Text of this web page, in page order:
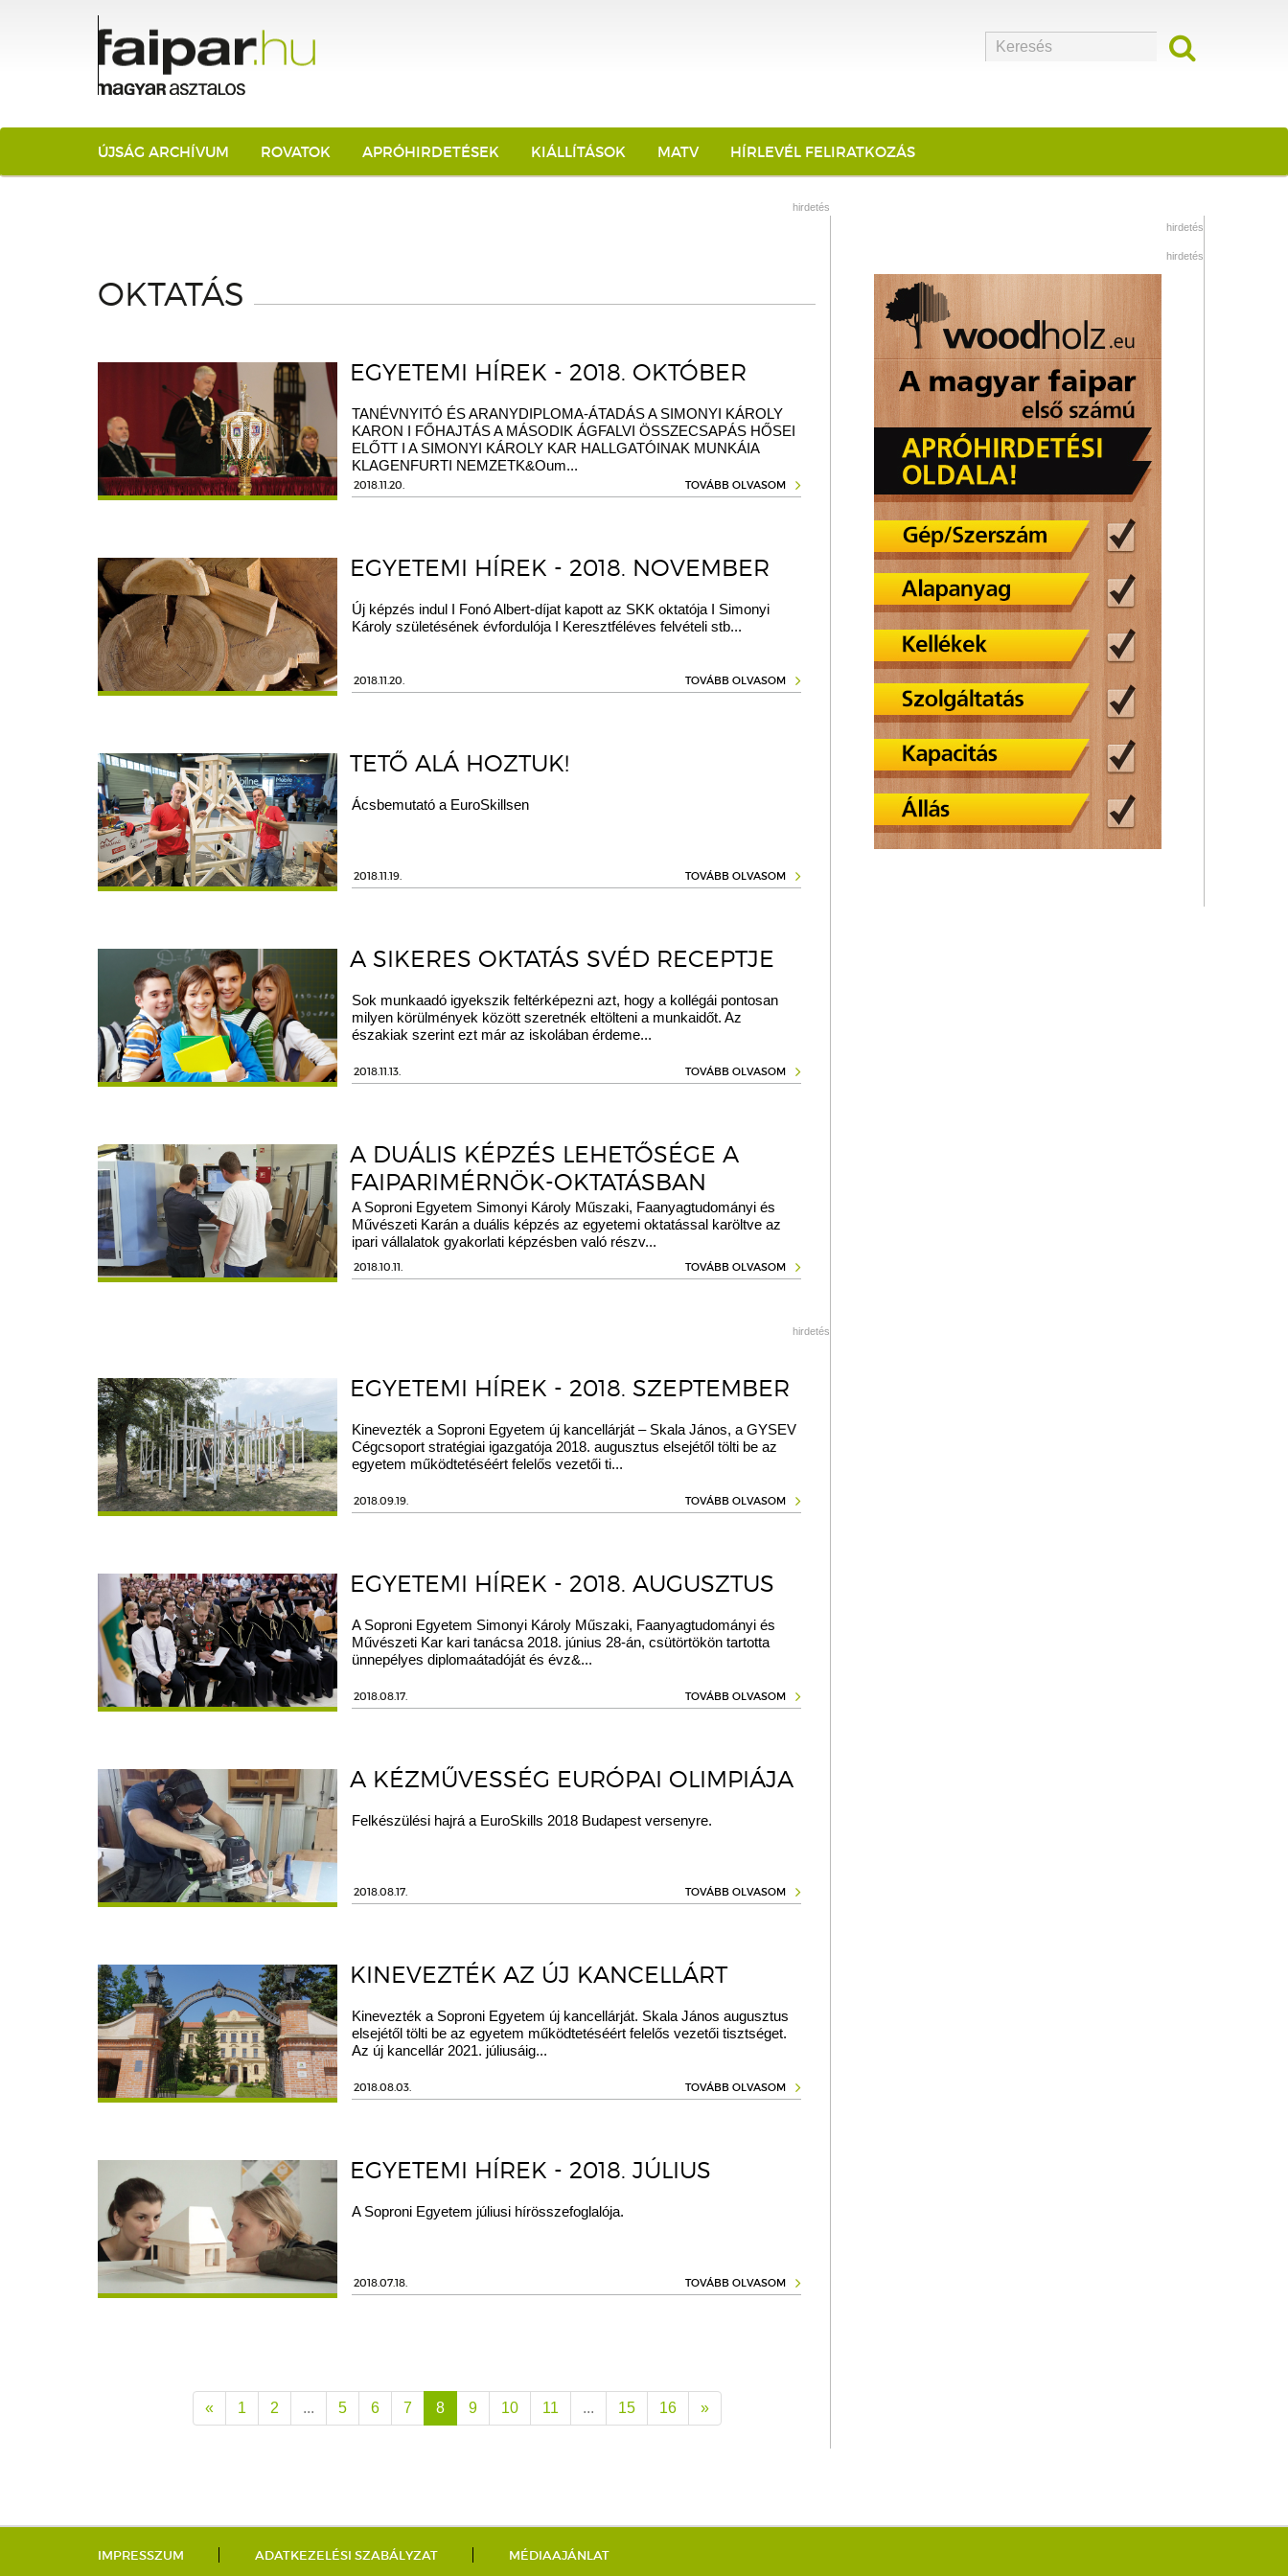
ÚJSÁG ARCHÍVUM ROVATOK APRÓHIRDETÉSEK KIÁLLÍTÁSOK MATV HÍRLEVÉL FELIRATKOZÁS
hirdetés
OKTATÁS
EGYETEMI HÍREK - 2018. OKTÓBER
TANÉVNYITÓ ÉS ARANYDIPLOMA-ÁTADÁS A SIMONYI KÁROLY
KARON I FŐHAJTÁS A MÁSODIK ÁGFALVI ÖSSZECSAPÁS HŐSEI
ELŐTT I A SIMONYI KÁROLY KAR HALLGATÓINAK MUNKÁIA
KLAGENFURTI NEMZETK&Oum...
2018.11.20. TOVÁBB OLVASOM
EGYETEMI HÍREK - 2018. NOVEMBER
Új képzés indul I Fonó Albert-díjat kapott az SKK oktatója I Simonyi
Károly születésének évfordulója I Keresztféléves felvételi stb...
2018.11.20. TOVÁBB OLVASOM
TETŐ ALÁ HOZTUK!
Ácsbemutató a EuroSkillsen
2018.11.19. TOVÁBB OLVASOM
A SIKERES OKTATÁS SVÉD RECEPTJE
Sok munkaadó igyekszik feltérképezni azt, hogy a kollégái pontosan
milyen körülmények között szeretnék eltölteni a munkaidőt. Az
északiak szerint ezt már az iskolában érdeme...
2018.11.13. TOVÁBB OLVASOM
A DUÁLIS KÉPZÉS LEHETŐSÉGE A
FAIPARIMÉRNÖK-OKTATÁSBAN
A Soproni Egyetem Simonyi Károly Műszaki, Faanyagtudományi és
Művészeti Karán a duális képzés az egyetemi oktatással karöltve az
ipari vállalatok gyakorlati képzésben való részv...
2018.10.11. TOVÁBB OLVASOM
hirdetés
EGYETEMI HÍREK - 2018. SZEPTEMBER
Kinevezték a Soproni Egyetem új kancellárját – Skala János, a GYSEV
Cégcsoport stratégiai igazgatója 2018. augusztus elsejétől tölti be az
egyetem működtetéséért felelős vezetői ti...
2018.09.19. TOVÁBB OLVASOM
EGYETEMI HÍREK - 2018. AUGUSZTUS
A Soproni Egyetem Simonyi Károly Műszaki, Faanyagtudományi és
Művészeti Kar kari tanácsa 2018. június 28-án, csütörtökön tartotta
ünnepélyes diplomaátadóját és évz&...
2018.08.17. TOVÁBB OLVASOM
A KÉZMŰVESSÉG EURÓPAI OLIMPIÁJA
Felkészülési hajrá a EuroSkills 2018 Budapest versenyre.
2018.08.17. TOVÁBB OLVASOM
KINEVEZTÉK AZ ÚJ KANCELLÁRT
Kinevezték a Soproni Egyetem új kancellárját. Skala János augusztus
elsejétől tölti be az egyetem működtetéséért felelős vezetői tisztséget.
Az új kancellár 2021. júliusáig...
2018.08.03. TOVÁBB OLVASOM
EGYETEMI HÍREK - 2018. JÚLIUS
A Soproni Egyetem júliusi hírösszefoglalója.
2018.07.18. TOVÁBB OLVASOM
« 1 2 ... 5 6 7 8 9 10 11 ... 15 16 »
hirdetés
hirdetés
IMPRESSZUM ADATKEZELÉSI SZABÁLYZAT MÉDIAAJÁNLAT